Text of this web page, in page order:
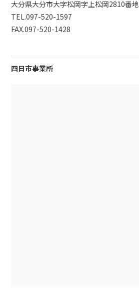
大分県大分市大字松岡字上松岡2810番地
TEL.097-520-1597
FAX.097-520-1428
四日市事業所